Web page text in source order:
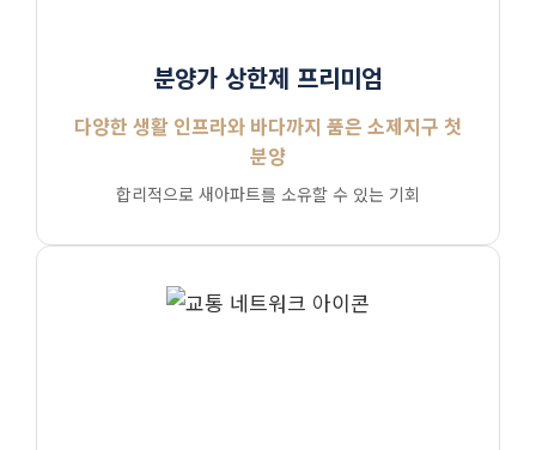
분양가 상한제 프리미엄
다양한 생활 인프라와 바다까지 품은 소제지구 첫
분양
합리적으로 새아파트를 소유할 수 있는 기회